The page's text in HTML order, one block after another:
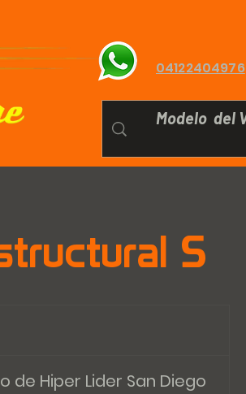
04122404976
S
de Hiper Lider San Diego